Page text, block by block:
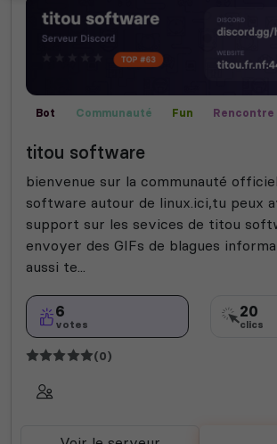
Bot Communauté Fun
Rencontre
titou software
bienvenue sur la communauté
software autour de linux.ici,tu peux
support sur les sevices de titou
envoyer des GIFs de blagues
aussi te...
6
votes
20
clics
(0)